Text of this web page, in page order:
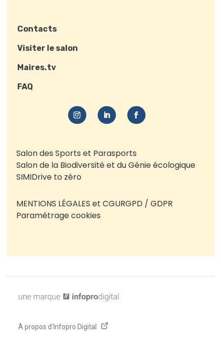
Contacts
Visiter le salon
Maires.tv
FAQ
Salon des Sports et Parasports
Salon de la Biodiversité et du Génie écologique
SIMIDrive to zéro
MENTIONS LÉGALES et CGURGPD / GDPR
Paramétrage cookies